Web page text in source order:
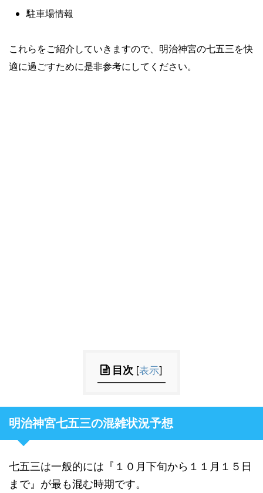
駐車場情報
これらをご紹介していきますので、明治神宮の七五三を快
適に過ごすために是非参考にしてください。
目次 [表示]
明治神宮七五三の混雑状況予想
七五三は一般的には『１０月下旬から１１月１５日
まで』が最も混む時期です。